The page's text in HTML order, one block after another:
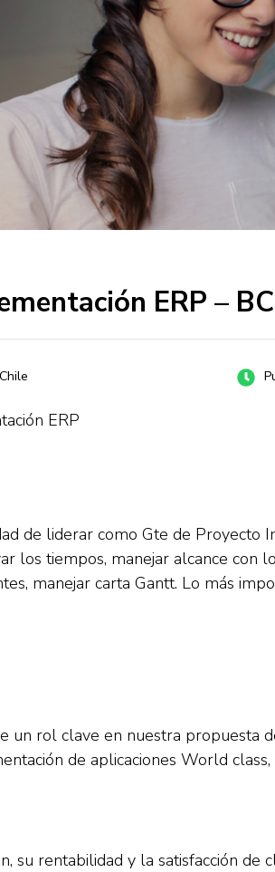
ERP –
Chile
ERP
de liderar como Gte de
los tiempos, manejar alcance con
manejar carta Gantt. Lo más
rol clave en nuestra propuesta
de aplicaciones World
su rentabilidad y la satisfacción de